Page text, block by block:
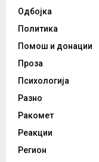
Одбојка
Политика
Помош и донации
Проза
Психологија
Разно
Ракомет
Реакции
Регион